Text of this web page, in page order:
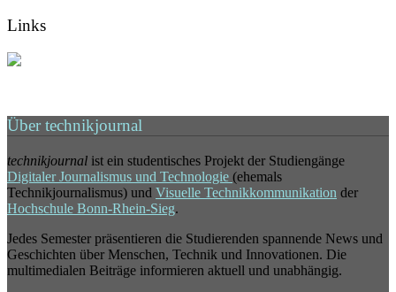
Links
Über technikjournal
technikjournal ist ein studentisches Projekt der Studiengänge
Digitaler Journalismus und Technologie (ehemals
Technikjournalismus) und Visuelle Technikkommunikation der
Hochschule Bonn-Rhein-Sieg.
Jedes Semester präsentieren die Studierenden spannende News und
Geschichten über Menschen, Technik und Innovationen. Die
multimedialen Beiträge informieren aktuell und unabhängig.